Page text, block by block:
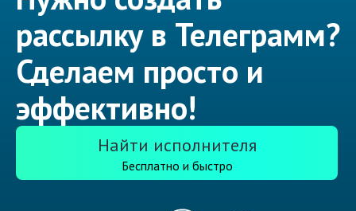
рассылку в Телеграмм?
Сделаем просто и
эффективно!
Найти исполнителя
Бесплатно и быстро